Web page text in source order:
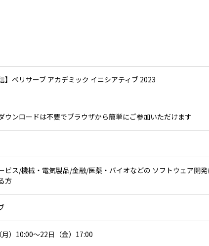
】ベリサーブ アカデミック イニシアティブ 2023
ウンロードは不要でブラウザから簡単にご参加いただけます
ビス/機械・電気製品/金融/医薬・バイオなどの ソフトウェア開
方
）10:00～22日（金）17:00